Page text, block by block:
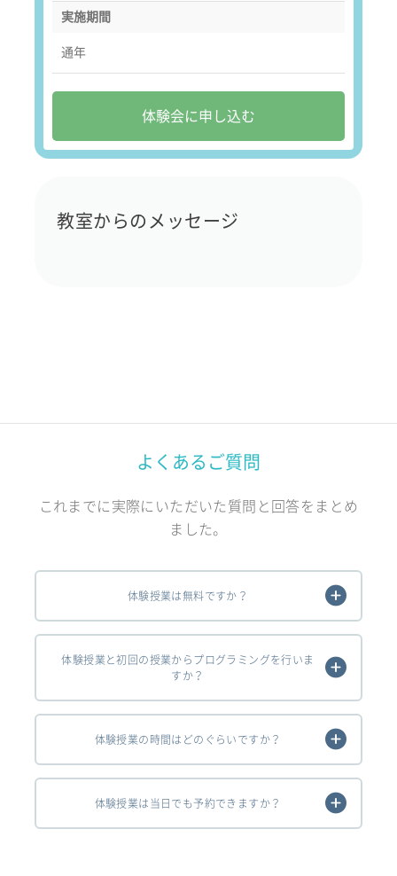
実施期間
通年
体験会に申し込む
教室からのメッセージ
よくあるご質問
これまでに実際にいただいた質問と回答をまとめ
ました。
体験授業は無料ですか？
体験授業と初回の授業からプログラミングを行いま
すか？
体験授業の時間はどのぐらいですか？
体験授業は当日でも予約できますか？